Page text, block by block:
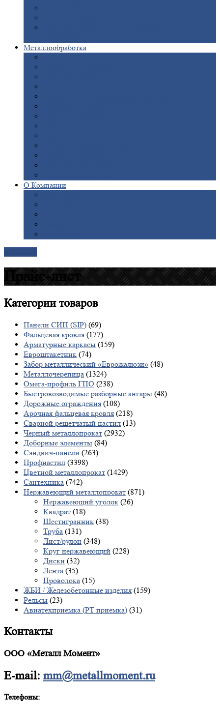
Металлообработка
О Компании
Прайс-лист
Категориитоваров
Панели СИП (SIP) (69)
Фальцевая кровля (177)
Арматурные каркасы (159)
Евроштакетник (74)
Забор металлический «Еврожалюзи» (48)
Металлочерепица (1324)
Омега-профиль ГПО (238)
Быстровозводимые разборные ангары (48)
Дорожные ограждения (108)
Арочная фальцевая кровля (218)
Сварной решетчатый настил (13)
Черный металлопрокат (2932)
Доборные элементы (84)
Сэндвич-панели (263)
Профнастил (3398)
Цветной металлопрокат (1429)
Сантехника (742)
Нержавеющий металлопрокат (871)
Нержавеющий уголок (26)
Квадрат (18)
Шестигранник (38)
Труба (131)
Лист/рулон (348)
Круг нержавеющий (228)
Диски (32)
Лента (35)
Проволока (15)
ЖБИ / Железобетонные изделия (159)
Рельсы (23)
Авиатехприемка (РТ приемка) (31)
Контакты
ООО «Металл Момент»
E-mail: mm@metallmoment.ru
Телефоны: